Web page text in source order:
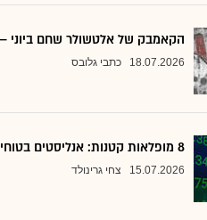
הקאמבק של אלטשולר שחם ביוני – ועוד 4 כתבות על המצב
18.07.2026 כתבי גלובס
8 מופלאות קטנות: אנליסטים בטוחים - כדאי לשים לב למניות הללו
15.07.2026 צחי גרינולד